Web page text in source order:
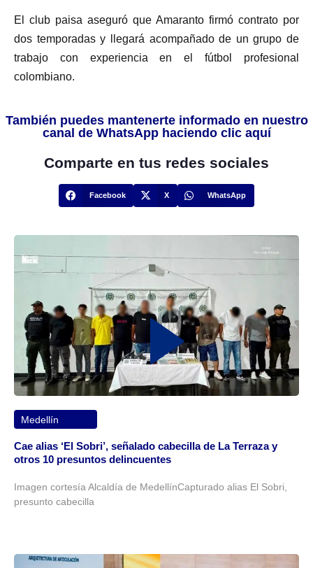
El club paisa aseguró que Amaranto firmó contrato por
dos temporadas y llegará acompañado de un grupo de
trabajo con experiencia en el fútbol profesional
colombiano.
También puedes mantenerte informado en nuestro
canal de WhatsApp haciendo clic aquí
Comparte en tus redes sociales
Facebook X WhatsApp
Medellín
Cae alias ‘El Sobri’, señalado cabecilla de La Terraza y
otros 10 presuntos delincuentes
Imagen cortesía Alcaldía de MedellínCapturado alias El Sobri,
presunto cabecilla